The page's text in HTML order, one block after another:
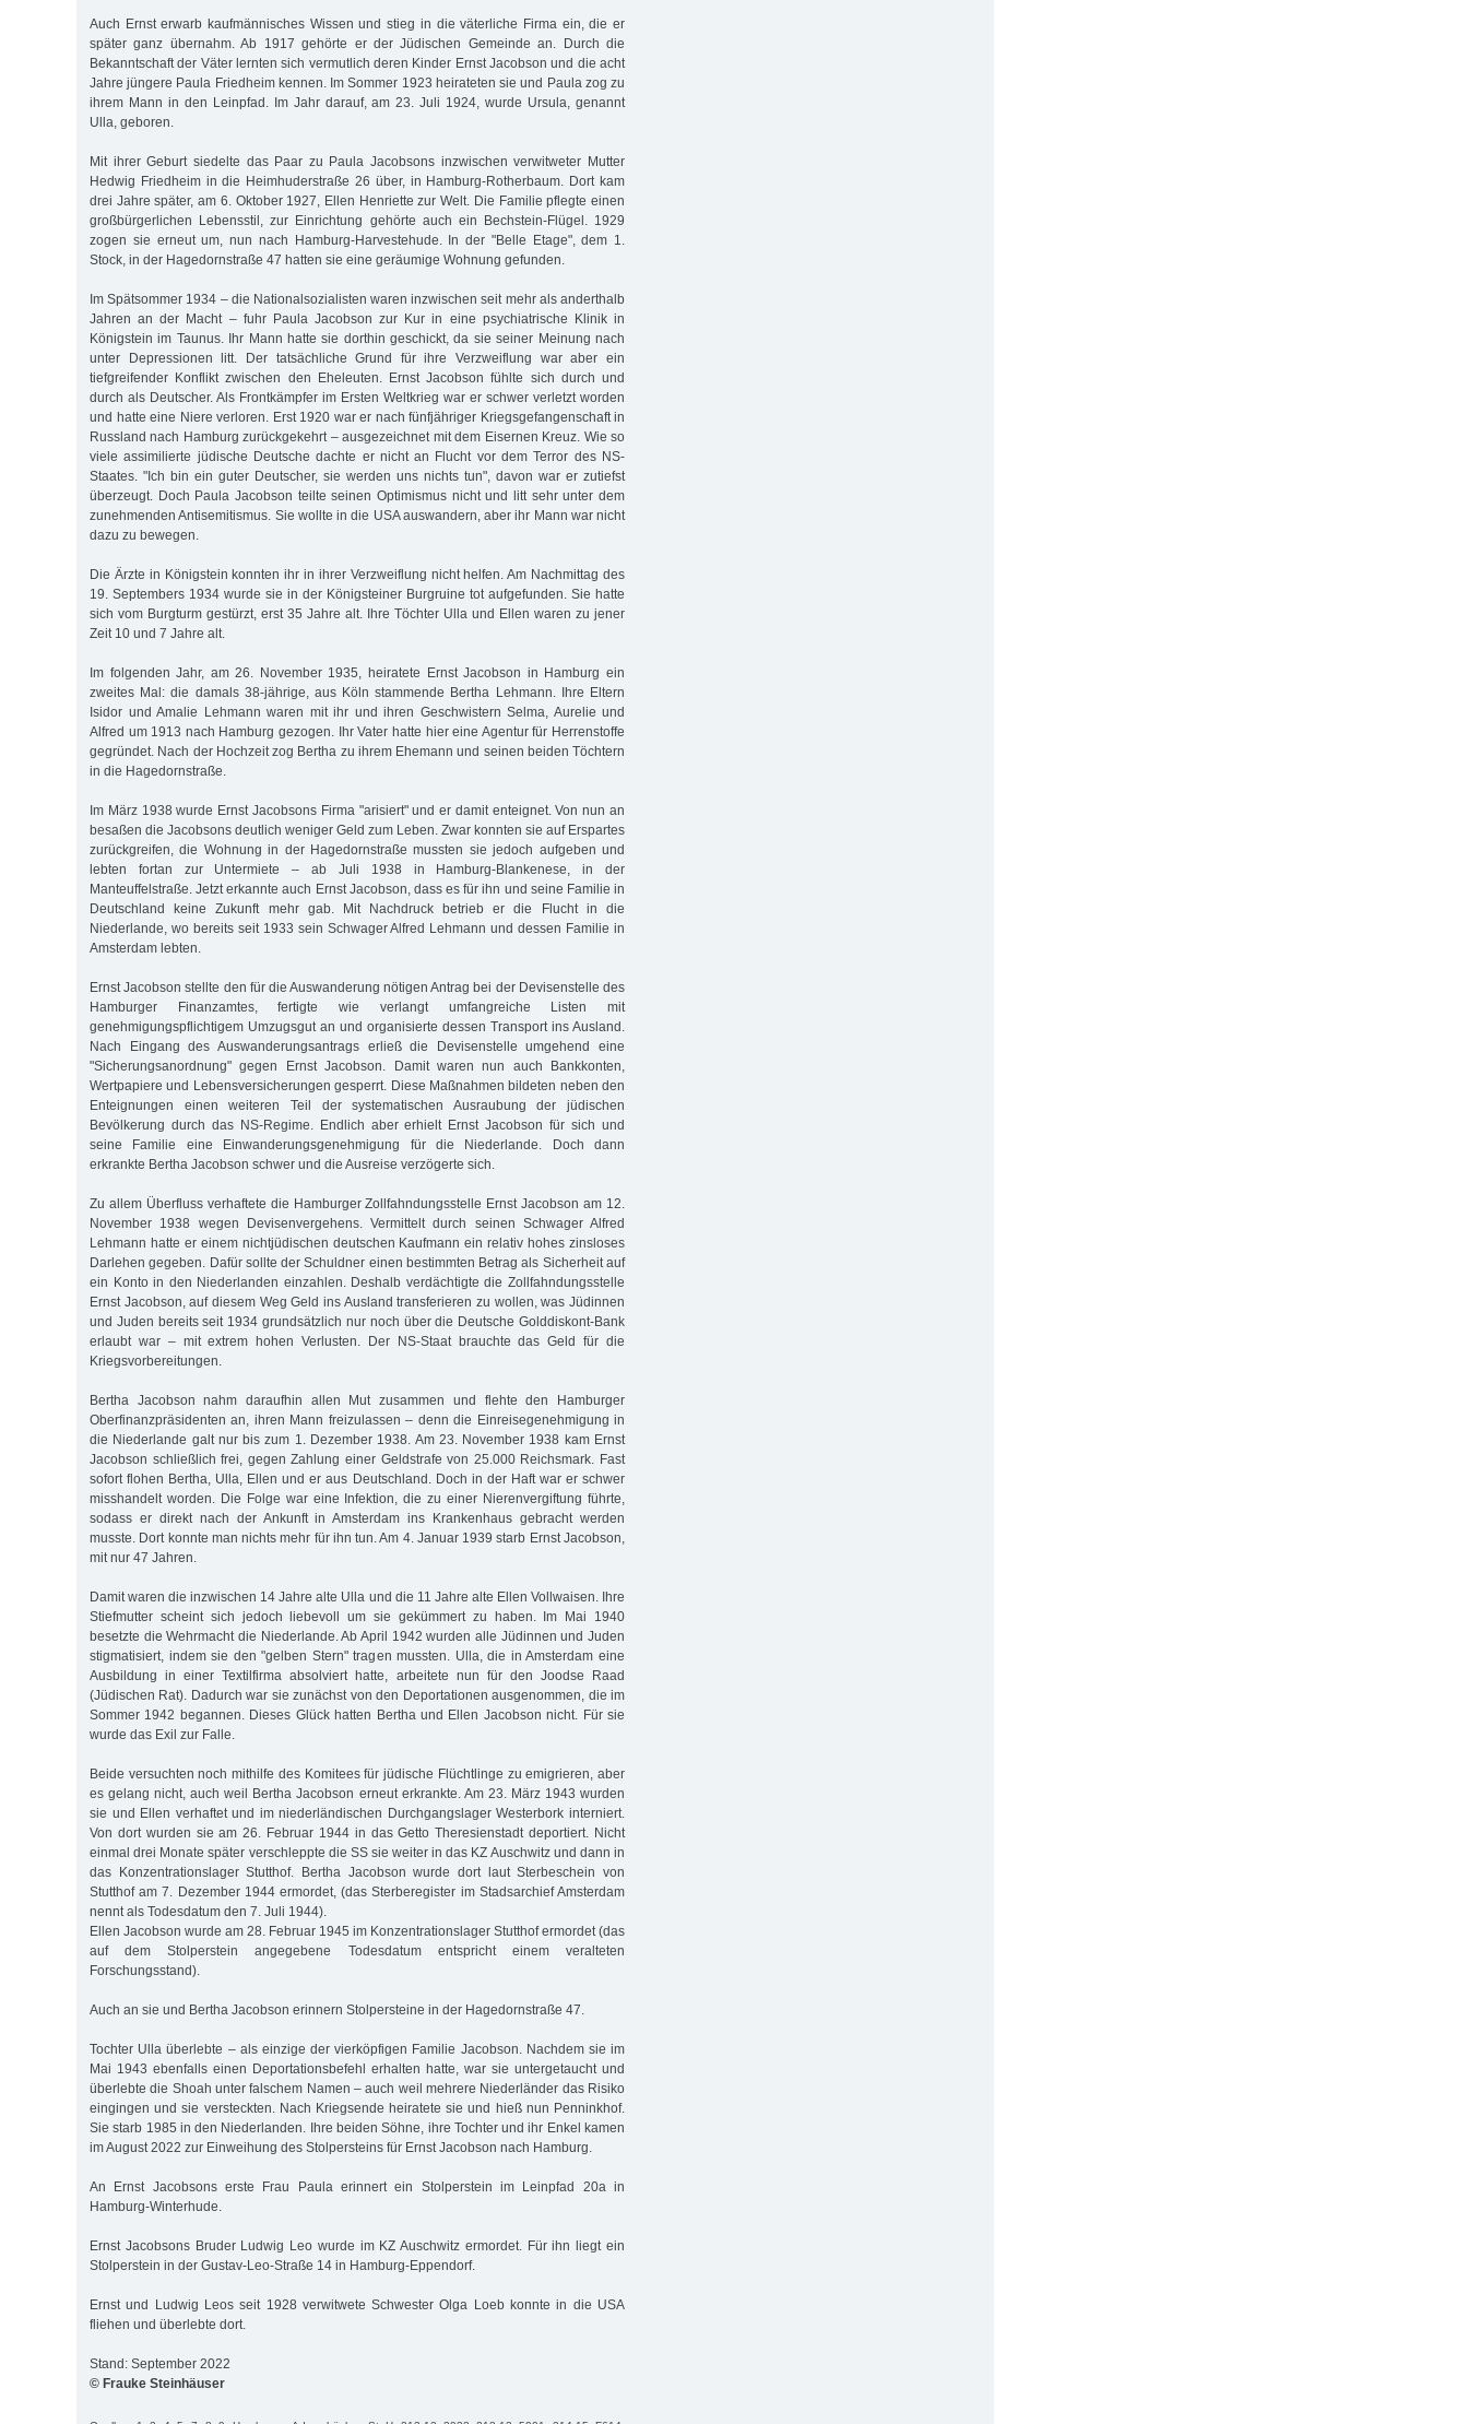
Auch Ernst erwarb kaufmännisches Wissen und stieg in die väterliche Firma ein, die er
später ganz übernahm. Ab 1917 gehörte er der Jüdischen Gemeinde an. Durch die
Bekanntschaft der Väter lernten sich vermutlich deren Kinder Ernst Jacobson und die acht
Jahre jüngere Paula Friedheim kennen. Im Sommer 1923 heirateten sie und Paula zog zu
ihrem Mann in den Leinpfad. Im Jahr darauf, am 23. Juli 1924, wurde Ursula, genannt
Ulla, geboren.
Mit ihrer Geburt siedelte das Paar zu Paula Jacobsons inzwischen verwitweter Mutter
Hedwig Friedheim in die Heimhuderstraße 26 über, in Hamburg-Rotherbaum. Dort kam
drei Jahre später, am 6. Oktober 1927, Ellen Henriette zur Welt. Die Familie pflegte einen
großbürgerlichen Lebensstil, zur Einrichtung gehörte auch ein Bechstein-Flügel. 1929
zogen sie erneut um, nun nach Hamburg-Harvestehude. In der "Belle Etage", dem 1.
Stock, in der Hagedornstraße 47 hatten sie eine geräumige Wohnung gefunden.
Im Spätsommer 1934 – die Nationalsozialisten waren inzwischen seit mehr als anderthalb
Jahren an der Macht – fuhr Paula Jacobson zur Kur in eine psychiatrische Klinik in
Königstein im Taunus. Ihr Mann hatte sie dorthin geschickt, da sie seiner Meinung nach
unter Depressionen litt. Der tatsächliche Grund für ihre Verzweiflung war aber ein
tiefgreifender Konflikt zwischen den Eheleuten. Ernst Jacobson fühlte sich durch und
durch als Deutscher. Als Frontkämpfer im Ersten Weltkrieg war er schwer verletzt worden
und hatte eine Niere verloren. Erst 1920 war er nach fünfjähriger Kriegsgefangenschaft in
Russland nach Hamburg zurückgekehrt – ausgezeichnet mit dem Eisernen Kreuz. Wie so
viele assimilierte jüdische Deutsche dachte er nicht an Flucht vor dem Terror des NS-
Staates. "Ich bin ein guter Deutscher, sie werden uns nichts tun", davon war er zutiefst
überzeugt. Doch Paula Jacobson teilte seinen Optimismus nicht und litt sehr unter dem
zunehmenden Antisemitismus. Sie wollte in die USA auswandern, aber ihr Mann war nicht
dazu zu bewegen.
Die Ärzte in Königstein konnten ihr in ihrer Verzweiflung nicht helfen. Am Nachmittag des
19. Septembers 1934 wurde sie in der Königsteiner Burgruine tot aufgefunden. Sie hatte
sich vom Burgturm gestürzt, erst 35 Jahre alt. Ihre Töchter Ulla und Ellen waren zu jener
Zeit 10 und 7 Jahre alt.
Im folgenden Jahr, am 26. November 1935, heiratete Ernst Jacobson in Hamburg ein
zweites Mal: die damals 38-jährige, aus Köln stammende Bertha Lehmann. Ihre Eltern
Isidor und Amalie Lehmann waren mit ihr und ihren Geschwistern Selma, Aurelie und
Alfred um 1913 nach Hamburg gezogen. Ihr Vater hatte hier eine Agentur für Herrenstoffe
gegründet. Nach der Hochzeit zog Bertha zu ihrem Ehemann und seinen beiden Töchtern
in die Hagedornstraße.
Im März 1938 wurde Ernst Jacobsons Firma "arisiert" und er damit enteignet. Von nun an
besaßen die Jacobsons deutlich weniger Geld zum Leben. Zwar konnten sie auf Erspartes
zurückgreifen, die Wohnung in der Hagedornstraße mussten sie jedoch aufgeben und
lebten fortan zur Untermiete – ab Juli 1938 in Hamburg-Blankenese, in der
Manteuffelstraße. Jetzt erkannte auch Ernst Jacobson, dass es für ihn und seine Familie in
Deutschland keine Zukunft mehr gab. Mit Nachdruck betrieb er die Flucht in die
Niederlande, wo bereits seit 1933 sein Schwager Alfred Lehmann und dessen Familie in
Amsterdam lebten.
Ernst Jacobson stellte den für die Auswanderung nötigen Antrag bei der Devisenstelle des
Hamburger Finanzamtes, fertigte wie verlangt umfangreiche Listen mit
genehmigungspflichtigem Umzugsgut an und organisierte dessen Transport ins Ausland.
Nach Eingang des Auswanderungsantrags erließ die Devisenstelle umgehend eine
"Sicherungsanordnung" gegen Ernst Jacobson. Damit waren nun auch Bankkonten,
Wertpapiere und Lebensversicherungen gesperrt. Diese Maßnahmen bildeten neben den
Enteignungen einen weiteren Teil der systematischen Ausraubung der jüdischen
Bevölkerung durch das NS-Regime. Endlich aber erhielt Ernst Jacobson für sich und
seine Familie eine Einwanderungsgenehmigung für die Niederlande. Doch dann
erkrankte Bertha Jacobson schwer und die Ausreise verzögerte sich.
Zu allem Überfluss verhaftete die Hamburger Zollfahndungsstelle Ernst Jacobson am 12.
November 1938 wegen Devisenvergehens. Vermittelt durch seinen Schwager Alfred
Lehmann hatte er einem nichtjüdischen deutschen Kaufmann ein relativ hohes zinsloses
Darlehen gegeben. Dafür sollte der Schuldner einen bestimmten Betrag als Sicherheit auf
ein Konto in den Niederlanden einzahlen. Deshalb verdächtigte die Zollfahndungsstelle
Ernst Jacobson, auf diesem Weg Geld ins Ausland transferieren zu wollen, was Jüdinnen
und Juden bereits seit 1934 grundsätzlich nur noch über die Deutsche Golddiskont-Bank
erlaubt war – mit extrem hohen Verlusten. Der NS-Staat brauchte das Geld für die
Kriegsvorbereitungen.
Bertha Jacobson nahm daraufhin allen Mut zusammen und flehte den Hamburger
Oberfinanzpräsidenten an, ihren Mann freizulassen – denn die Einreisegenehmigung in
die Niederlande galt nur bis zum 1. Dezember 1938. Am 23. November 1938 kam Ernst
Jacobson schließlich frei, gegen Zahlung einer Geldstrafe von 25.000 Reichsmark. Fast
sofort flohen Bertha, Ulla, Ellen und er aus Deutschland. Doch in der Haft war er schwer
misshandelt worden. Die Folge war eine Infektion, die zu einer Nierenvergiftung führte,
sodass er direkt nach der Ankunft in Amsterdam ins Krankenhaus gebracht werden
musste. Dort konnte man nichts mehr für ihn tun. Am 4. Januar 1939 starb Ernst Jacobson,
mit nur 47 Jahren.
Damit waren die inzwischen 14 Jahre alte Ulla und die 11 Jahre alte Ellen Vollwaisen. Ihre
Stiefmutter scheint sich jedoch liebevoll um sie gekümmert zu haben. Im Mai 1940
besetzte die Wehrmacht die Niederlande. Ab April 1942 wurden alle Jüdinnen und Juden
stigmatisiert, indem sie den "gelben Stern" tragen mussten. Ulla, die in Amsterdam eine
Ausbildung in einer Textilfirma absolviert hatte, arbeitete nun für den Joodse Raad
(Jüdischen Rat). Dadurch war sie zunächst von den Deportationen ausgenommen, die im
Sommer 1942 begannen. Dieses Glück hatten Bertha und Ellen Jacobson nicht. Für sie
wurde das Exil zur Falle.
Beide versuchten noch mithilfe des Komitees für jüdische Flüchtlinge zu emigrieren, aber
es gelang nicht, auch weil Bertha Jacobson erneut erkrankte. Am 23. März 1943 wurden
sie und Ellen verhaftet und im niederländischen Durchgangslager Westerbork interniert.
Von dort wurden sie am 26. Februar 1944 in das Getto Theresienstadt deportiert. Nicht
einmal drei Monate später verschleppte die SS sie weiter in das KZ Auschwitz und dann in
das Konzentrationslager Stutthof. Bertha Jacobson wurde dort laut Sterbeschein von
Stutthof am 7. Dezember 1944 ermordet, (das Sterberegister im Stadsarchief Amsterdam
nennt als Todesdatum den 7. Juli 1944).
Ellen Jacobson wurde am 28. Februar 1945 im Konzentrationslager Stutthof ermordet (das
auf dem Stolperstein angegebene Todesdatum entspricht einem veralteten
Forschungsstand).
Auch an sie und Bertha Jacobson erinnern Stolpersteine in der Hagedornstraße 47.
Tochter Ulla überlebte – als einzige der vierköpfigen Familie Jacobson. Nachdem sie im
Mai 1943 ebenfalls einen Deportationsbefehl erhalten hatte, war sie untergetaucht und
überlebte die Shoah unter falschem Namen – auch weil mehrere Niederländer das Risiko
eingingen und sie versteckten. Nach Kriegsende heiratete sie und hieß nun Penninkhof.
Sie starb 1985 in den Niederlanden. Ihre beiden Söhne, ihre Tochter und ihr Enkel kamen
im August 2022 zur Einweihung des Stolpersteins für Ernst Jacobson nach Hamburg.
An Ernst Jacobsons erste Frau Paula erinnert ein Stolperstein im Leinpfad 20a in
Hamburg-Winterhude.
Ernst Jacobsons Bruder Ludwig Leo wurde im KZ Auschwitz ermordet. Für ihn liegt ein
Stolperstein in der Gustav-Leo-Straße 14 in Hamburg-Eppendorf.
Ernst und Ludwig Leos seit 1928 verwitwete Schwester Olga Loeb konnte in die USA
fliehen und überlebte dort.
Stand: September 2022
© Frauke Steinhäuser